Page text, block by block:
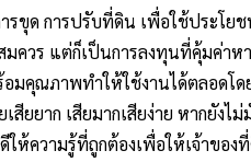
รขุด การปรับที่ดิน เพื่อใช้ประโย
มควร แต่ก็เป็นการลงทุนที่คุ้มค่าห
มคุณภาพทำให้ใช้งานได้ตลอดโด
ยยาก เสียมากเสียง่าย หากยังไม่
ห้ความรู้ที่ถูกต้องเพื่อให้เจ้าของ